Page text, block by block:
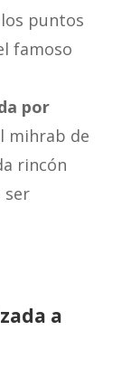
puntos
famoso
por
mihrab de
rincón
ser
a